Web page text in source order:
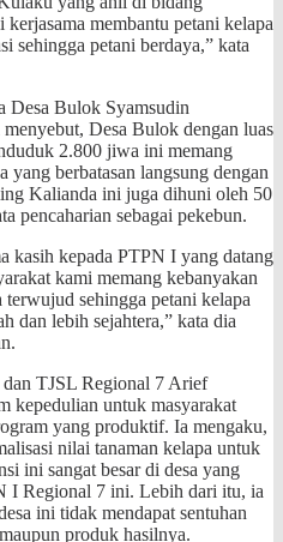
membantu petani kelapa
sehingga petani berdaya,” kata
Desa Bulok Syamsudin
Desa Bulok dengan luas
2.800 jiwa ini memang
yang berbatasan langsung dengan
Kalianda ini juga dihuni oleh 50
pencaharian sebagai pekebun.
kasih kepada PTPN I yang datang
kami memang kebanyakan
terwujud sehingga petani kelapa
dan lebih sejahtera,” kata dia
dan TJSL Regional 7 Arief
kepedulian untuk masyarakat
yang produktif. Ia mengaku,
nilai tanaman kelapa untuk
ini sangat besar di desa yang
I Regional 7 ini. Lebih dari itu, ia
ini tidak mendapat sentuhan
produk hasilnya.